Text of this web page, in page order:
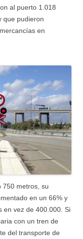
al puerto 1.018
que pudieron
en
750 metros, su
en un 66% y
en vez de 400.000. Si
con un tren de
del transporte de